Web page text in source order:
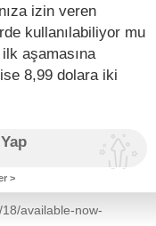
izin veren
kullanılabiliyor mu
aşamasına
8,99 dolara iki
>
available-now-